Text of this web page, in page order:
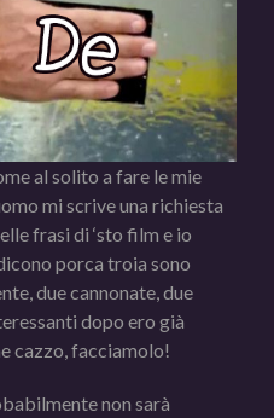
al solito a fare le mie
mi scrive una richiesta
frasi di ‘sto film e io
porca troia sono
due cannonate, due
dopo ero già
cazzo, facciamolo!
non sarà